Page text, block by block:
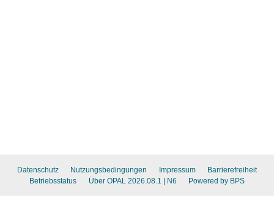
Datenschutz Nutzungsbedingungen Impressum
Barrierefreiheit
Betriebsstatus
Über OPAL 2026.08.1 | N6 Powered by BPS